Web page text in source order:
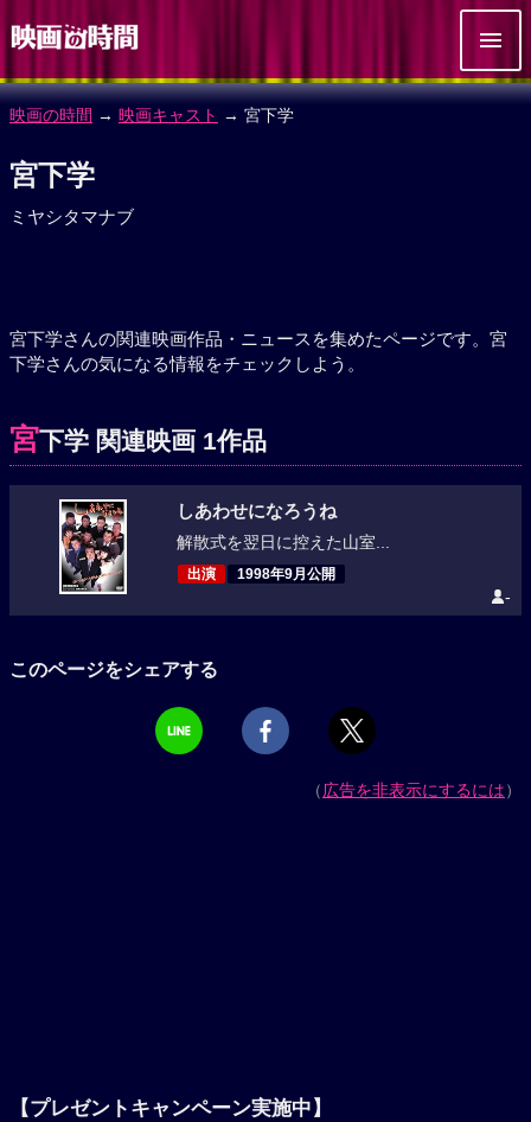
映画の時間 → 映画キャスト → 宮下学
宮下学
ミヤシタマナブ
宮下学さんの関連映画作品・ニュースを集めたページです。宮
下学さんの気になる情報をチェックしよう。
宮下学 関連映画 1作品
しあわせになろうね
解散式を翌日に控えた山室...
出演 1998年9月公開
-
このページをシェアする
（広告を非表示にするには）
【プレゼントキャンペーン実施中】